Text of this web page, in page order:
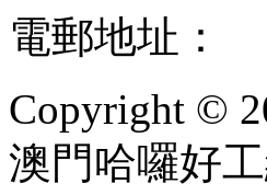
電郵地址：
Copyright ©
澳門哈囉好